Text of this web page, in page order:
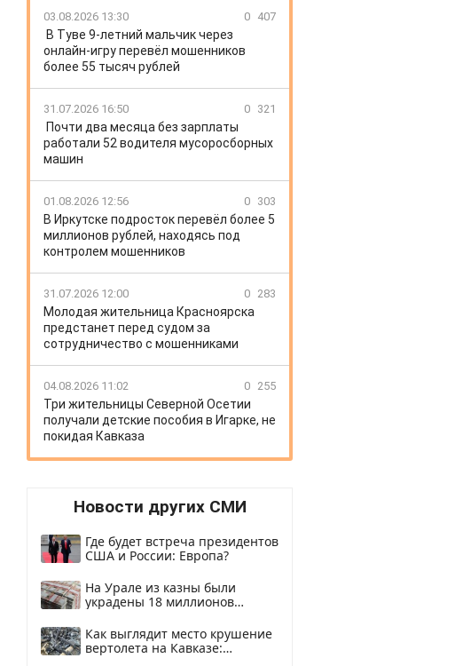
03.08.2026 13:30 0 407
В Туве 9-летний мальчик через
онлайн-игру перевёл мошенников
более 55 тысяч рублей
31.07.2026 16:50 0 321
Почти два месяца без зарплаты
работали 52 водителя мусоросборных
машин
01.08.2026 12:56 0 303
В Иркутске подросток перевёл более 5
миллионов рублей, находясь под
контролем мошенников
31.07.2026 12:00 0 283
Молодая жительница Красноярска
предстанет перед судом за
сотрудничество с мошенниками
04.08.2026 11:02 0 255
Три жительницы Северной Осетии
получали детские пособия в Игарке, не
покидая Кавказа
Новости других СМИ
Где будет встреча президентов
США и России: Европа?
На Урале из казны были
украдены 18 миллионов
Как выглядит место крушение
вертолета на Кавказе: